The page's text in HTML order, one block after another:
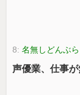
8:名無しどんぶら
声優業、仕事